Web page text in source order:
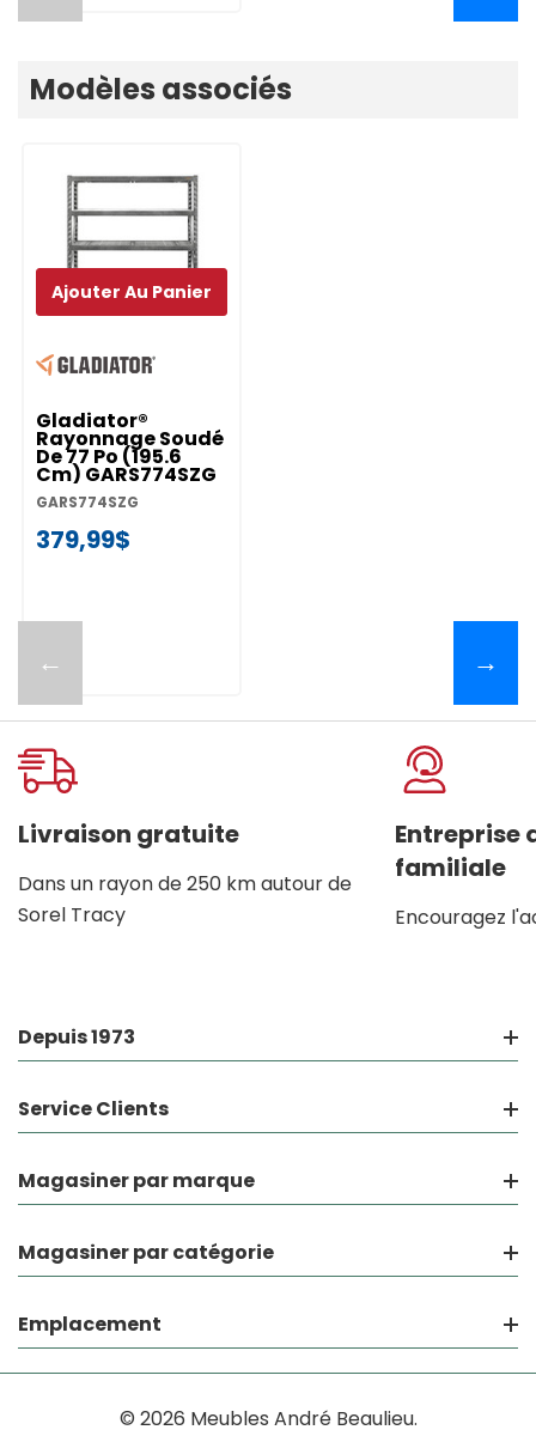
Modèles associés
←
Gladiator®
Rayonnage Soudé
De 77 Po (195.6
Cm) GARS774SZG
GARS774SZG
379,99$
Ajouter Au Panier
→
Livraison gratuite
Dans un rayon de 250 km autour de
Sorel Tracy
Entreprise
familiale
Encouragez
Depuis 1973
Service Clients
Magasiner par marque
Magasiner par catégorie
Emplacement
© 2026 Meubles André Beaulieu.